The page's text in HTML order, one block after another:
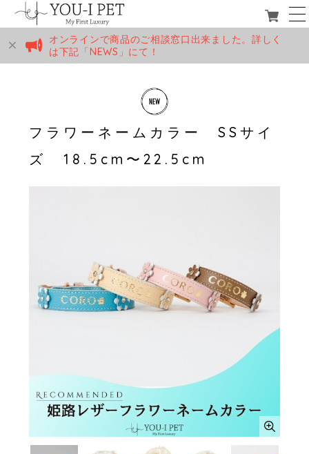
オンラインで商品のご相談窓口出来ました。詳しく
は下記「NEWS」にて！
フラワーネームカラー SSサイ
ズ 18.5cm〜22.5cm